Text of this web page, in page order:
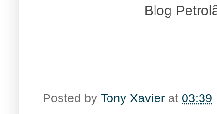
Blog
Posted by Tony Xavier at 03:39